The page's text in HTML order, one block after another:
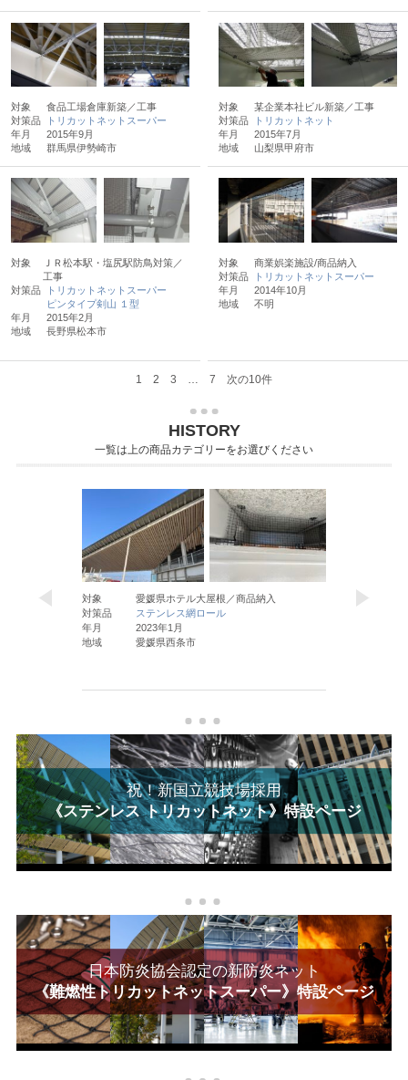
対象
食品工場倉庫新築／工事
対策品
トリカットネットスーパー
年月
2015年9月
地域
群馬県伊勢崎市
対象
某企業本社ビル新築／工事
対策品
トリカットネット
年月
2015年7月
地域
山梨県甲府市
対象
ＪＲ松本駅・塩尻駅防鳥対策／
工事
対策品
トリカットネットスーパー
ピンタイプ剣山 １型
年月
2015年2月
地域
長野県松本市
対象
商業娯楽施設/商品納入
対策品
トリカットネットスーパー
年月
2014年10月
地域
不明
1 2 3 7 次の10件
HISTORY
一覧は上の商品カテゴリーをお選びください
対象
愛媛県ホテル大屋根／商品納入
対策品
ステンレス網ロール
年月
2023年1月
地域
愛媛県西条市
祝！新国立競技場採用
《ステンレス トリカットネット》特設ページ
日本防炎協会認定の新防炎ネット
《難燃性トリカットネットスーパー》特設ページ